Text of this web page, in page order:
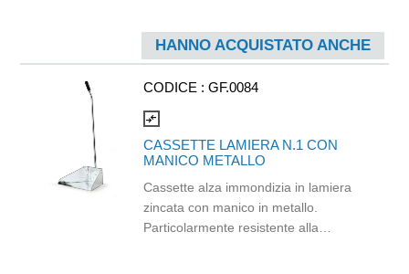
HANNO ACQUISTATO ANCHE
CODICE : GF.0084
compare_arrows
CASSETTE LAMIERA N.1 CON
MANICO METALLO
Cassette alza immondizia in lamiera
zincata con manico in metallo.
Particolarmente resistente alla